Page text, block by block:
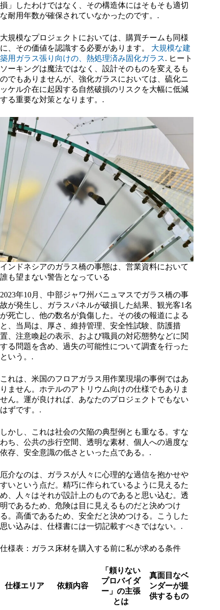
損」したわけではなく、その構造体にはそもそも適切
な耐用年数が確保されていなかったのです。.
大規模なプロジェクトにおいては、購買チームも同様
に、その価値を認識する必要があります。 大規模な建
築用ガラス張り向けの、熱処理済み固化ガラス. ヒート
ソーキングは魔法ではなく、設計そのものを変えるも
のでもありませんが、強化ガラスにおいては、硫化ニ
ッケル介在に起因する自然破損のリスクを大幅に低減
する重要な対策となります。.
インドネシアのガラス橋の事態は、営業資料において
誰も望まない警告となっている
2023年10月、中部ジャワ州バニュマスでガラス橋の事
故が発生し、ガラスパネルが破損した結果、観光客1名
が死亡し、他の数名が負傷した。その後の報道による
と、当局は、厚さ、維持管理、安全性試験、防護措
置、注意喚起の表示、および職員の対応態勢などに関
する問題を含め、過失の可能性について調査を行った
という。.
これは、米国のフロアガラス用作業現場の事例ではあ
りません。ホテルのアトリウム向けの仕様でもありま
せん。運が良ければ、あなたのプロジェクトでもない
はずです。.
しかし、これは社会の欠陥の典型例とも重なる。すな
わち、公共の歩行空間、透明な素材、個人への過度な
依存、安全意識の低さといった点である。.
厄介なのは、ガラスが人々に心理的な過信を抱かせや
すいという点だ。精巧に作られているように見えるた
め、人々はそれが設計上のものであると思い込む。透
明であるため、危険は目に見えるものだと決めつけ
る。高価であるため、安全だと決めつける。こうした
思い込みは、仕様書には一切記載すべきではない。.
仕様表：ガラス床材を購入する前に私が求める条件
仕様エリア 依頼内容
「頼りない
プロバイダ
ー」の主張
とは
真面目なベ
ンダーが提
供するもの